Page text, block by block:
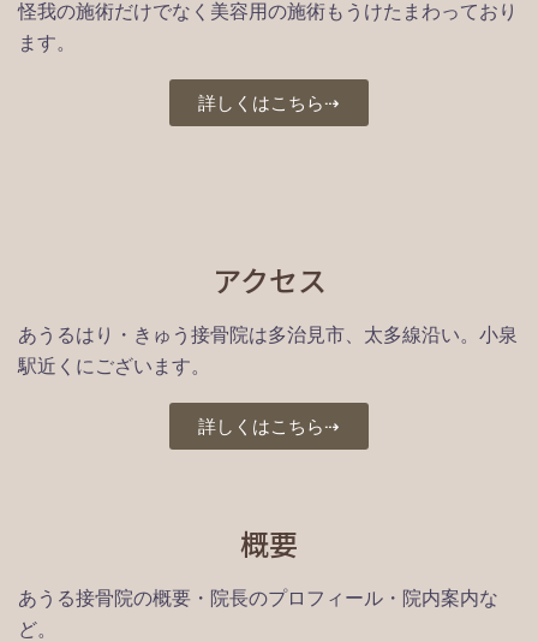
怪我の施術だけでなく美容用の施術もうけたまわっており
ます。
詳しくはこちら⇢
アクセス
あうるはり・きゅう接骨院は多治見市、太多線沿い。小泉
駅近くにございます。
詳しくはこちら⇢
概要
あうる接骨院の概要・院長のプロフィール・院内案内な
ど。